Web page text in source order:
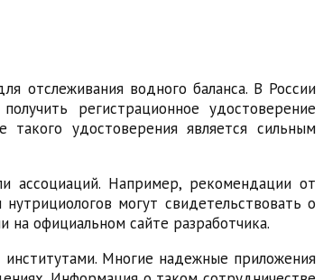
отслеживания водного баланса. В России
регистрационное удостоверение
удостоверения является сильным
ассоциаций. Например, рекомендации от
могут свидетельствовать о
на официальном сайте разработчика.
Многие надежные приложения